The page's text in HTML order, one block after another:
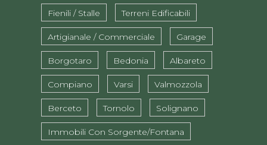
Fienili / Stalle Terreni Edificabili
Artigianale / Commerciale Garage
Borgotaro Bedonia Albareto
Compiano Varsi Valmozzola
Berceto Tornolo Solignano
Immobili Con Sorgente/fontana